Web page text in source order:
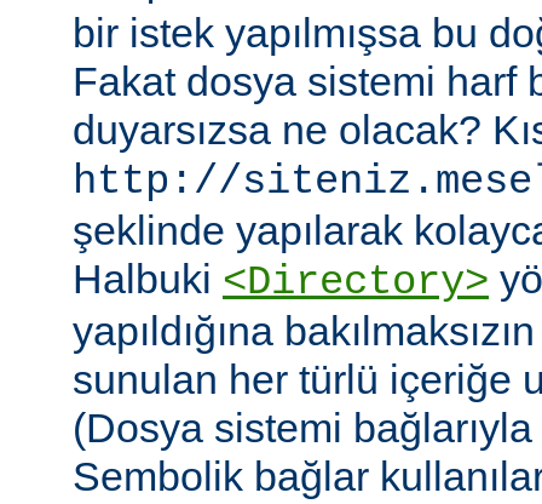
bir istek yapılmışsa bu
Fakat dosya sistemi harf
duyarsızsa ne olacak?
http://
şeklinde yapılarak
Halbuki <Directory>
yapıldığına
sunulan her türlü içeriğe
(Dosya sistemi
Sembolik bağlar